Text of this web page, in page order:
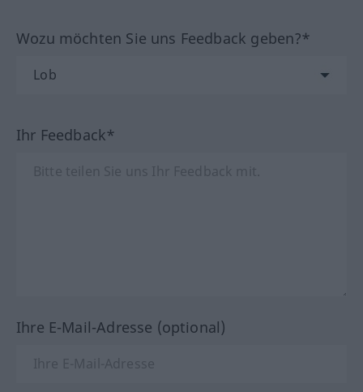
Wozu möchten Sie uns Feedback geben?*
Ihr Feedback*
Ihre E-Mail-Adresse (optional)